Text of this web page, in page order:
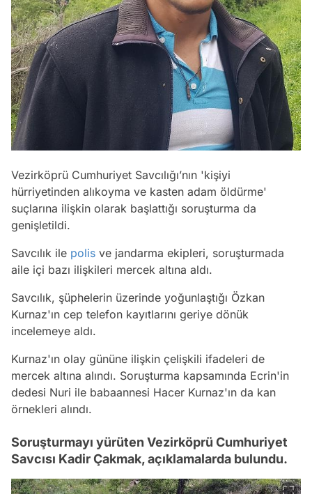
Vezirköprü Cumhuriyet Savcılığı’nın 'kişiyi
hürriyetinden alıkoyma ve kasten adam öldürme'
suçlarına ilişkin olarak başlattığı soruşturma da
genişletildi.
Savcılık ile polis ve jandarma ekipleri, soruşturmada
aile içi bazı ilişkileri mercek altına aldı.
Savcılık, şüphelerin üzerinde yoğunlaştığı Özkan
Kurnaz'ın cep telefon kayıtlarını geriye dönük
incelemeye aldı.
Kurnaz'ın olay gününe ilişkin çelişkili ifadeleri de
mercek altına alındı. Soruşturma kapsamında Ecrin'in
dedesi Nuri ile babaannesi Hacer Kurnaz'ın da kan
örnekleri alındı.
Soruşturmayı yürüten Vezirköprü Cumhuriyet
Savcısı Kadir Çakmak, açıklamalarda bulundu.